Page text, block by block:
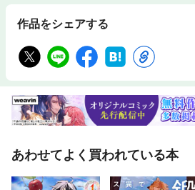
作品をシェアする
あわせてよく買われている本